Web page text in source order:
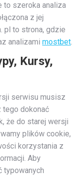
to szeroka analiza
z jej
pl to strona, gdzie
analizami mostbet.
Kursy,
serwisu musisz
tego dokonać
że do starej wersji
plików cookie,
korzystania z
Aby
typowanych